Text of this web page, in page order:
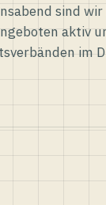
sind
aktiv
im